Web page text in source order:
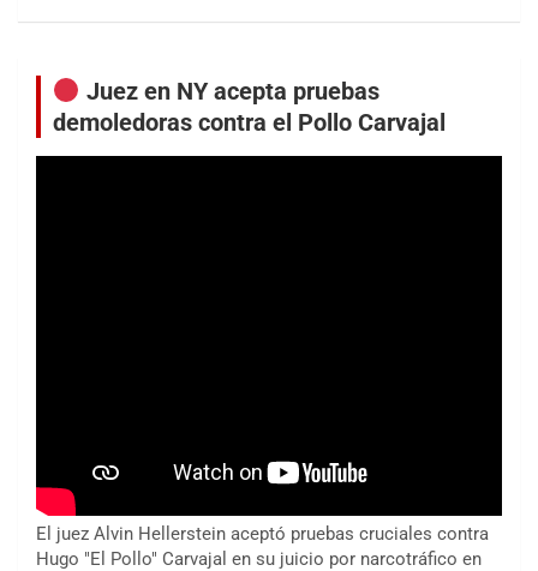
Juez en NY acepta pruebas
demoledoras contra el Pollo Carvajal
El juez Alvin Hellerstein aceptó pruebas cruciales contra
Hugo "El Pollo" Carvajal en su juicio por narcotráfico en